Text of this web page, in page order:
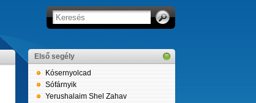
Első segély
Kósernyolcad
Sófárnyik
Yerushalaim Shel Zahav